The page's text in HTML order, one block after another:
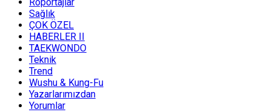
Sağlık
ÇOK ÖZEL
HABERLER II
TAEKWONDO
Teknik
Trend
Wushu & Kung-Fu
Yazarlarımızdan
Yorumlar